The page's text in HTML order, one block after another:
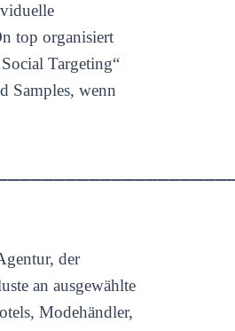
top organisiert
Targeting“
Samples, wenn
der
an ausgewählte
Modehändler,